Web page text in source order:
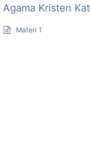
Agama Kristen
Materi 1